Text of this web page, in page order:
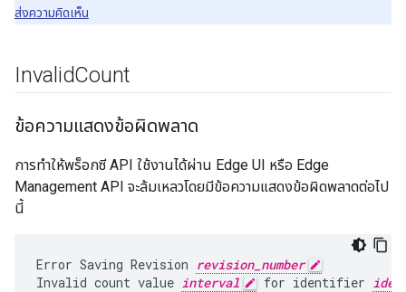
ส่งความคิดเห็น
InvalidCount
ข้อความแสดงข้อผิดพลาด
การทำให้พร็อกซี API ใช้งานได้ผ่าน Edge UI หรือ Edge
Management API จะล้มเหลวโดยมีข้อความแสดงข้อผิดพลาดต่อไป
นี้
Error Saving Revision revision_number
Invalid count value interval for identifier